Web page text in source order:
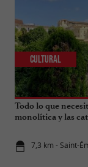
Todo lo que
monolítica y las
7,3 km - Saint-
Cultural